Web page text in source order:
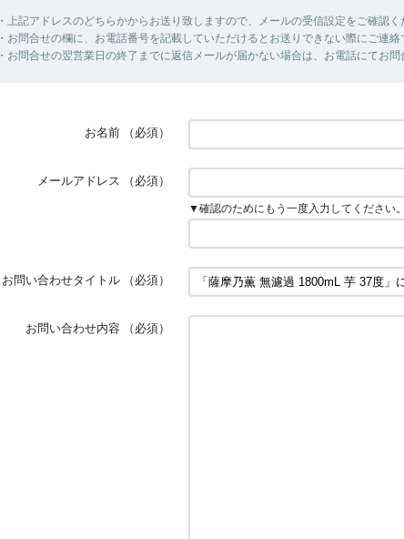
・上記アドレスのどちらかからお送り致しますので、メールの受信設定をご確認く
・お問合せの欄に、お電話番号を記載していただけるとお送りできない際にご連絡
・お問合せの翌営業日の終了までに返信メールが届かない場合は、お電話にてお問
お名前 （必須）
メールアドレス （必須）
▼確認のためにもう一度入力してください。
お問い合わせタイトル （必須）
お問い合わせ内容 （必須）